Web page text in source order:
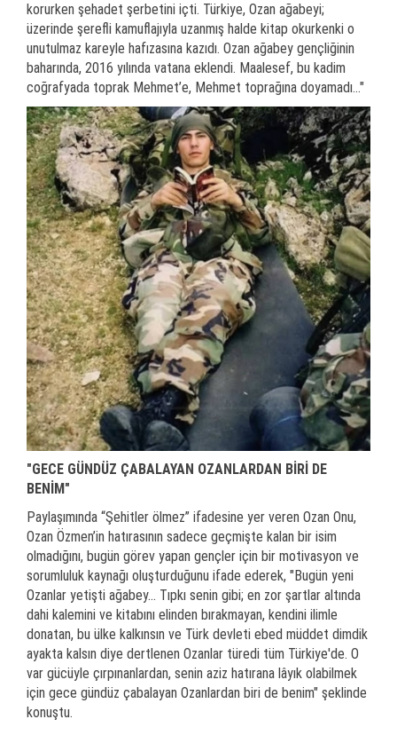
korurken şehadet şerbetini içti. Türkiye, Ozan ağabeyi;
üzerinde şerefli kamuflajıyla uzanmış halde kitap okurkenki o
unutulmaz kareyle hafızasına kazıdı. Ozan ağabey gençliğinin
baharında, 2016 yılında vatana eklendi. Maalesef, bu kadim
coğrafyada toprak Mehmet’e, Mehmet toprağına doyamadı..."
"GECE GÜNDÜZ ÇABALAYAN OZANLARDAN BİRİ DE
BENİM"
Paylaşımında “Şehitler ölmez” ifadesine yer veren Ozan Onu,
Ozan Özmen’in hatırasının sadece geçmişte kalan bir isim
olmadığını, bugün görev yapan gençler için bir motivasyon ve
sorumluluk kaynağı oluşturduğunu ifade ederek, "Bugün yeni
Ozanlar yetişti ağabey... Tıpkı senin gibi; en zor şartlar altında
dahi kalemini ve kitabını elinden bırakmayan, kendini ilimle
donatan, bu ülke kalkınsın ve Türk devleti ebed müddet dimdik
ayakta kalsın diye dertlenen Ozanlar türedi tüm Türkiye'de. O
var gücüyle çırpınanlardan, senin aziz hatırana lâyık olabilmek
için gece gündüz çabalayan Ozanlardan biri de benim" şeklinde
konuştu.